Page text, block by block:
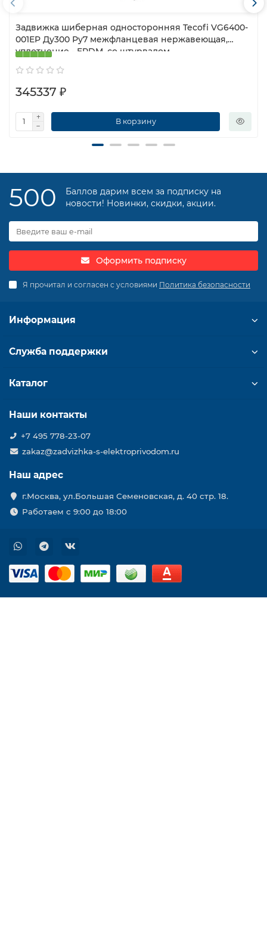
Задвижка шиберная односторонняя Tecofi VG6400-
001EP Ду300 Ру7 межфланцевая нержавеющая,
уплотнение - EPDM, со штурвалом
345337 ₽
В корзину
500
Баллов дарим всем за подписку на
новости! Новинки, скидки, акции.
Оформить подписку
Я прочитал и согласен с условиями Политика безопасности
Информация
Служба поддержки
Каталог
Наши контакты
+7 495 778-23-07
zakaz@zadvizhka-s-elektroprivodom.ru
Наш адрес
г.Москва, ул.Большая Семеновская, д. 40 стр. 18.
Работаем с 9:00 до 18:00